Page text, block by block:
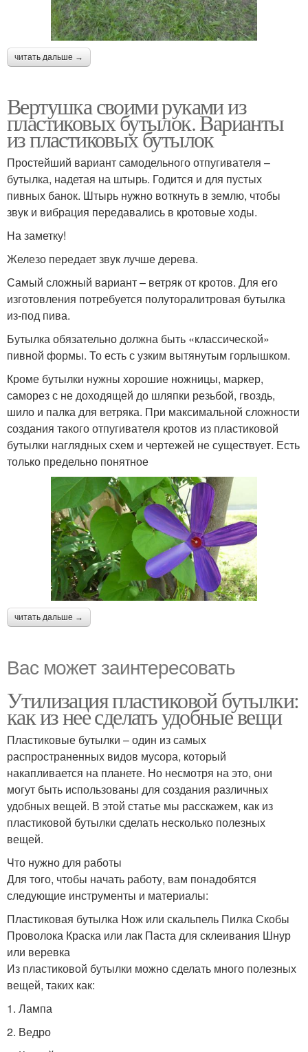
читать дальше →
Вертушка своими руками из
пластиковых бутылок. Варианты
из пластиковых бутылок
Простейший вариант самодельного отпугивателя –
бутылка, надетая на штырь. Годится и для пустых
пивных банок. Штырь нужно воткнуть в землю, чтобы
звук и вибрация передавались в кротовые ходы.
На заметку!
Железо передает звук лучше дерева.
Самый сложный вариант – ветряк от кротов. Для его
изготовления потребуется полуторалитровая бутылка
из-под пива.
Бутылка обязательно должна быть «классической»
пивной формы. То есть с узким вытянутым горлышком.
Кроме бутылки нужны хорошие ножницы, маркер,
саморез с не доходящей до шляпки резьбой, гвоздь,
шило и палка для ветряка. При максимальной сложности
создания такого отпугивателя кротов из пластиковой
бутылки наглядных схем и чертежей не существует. Есть
только предельно понятное
читать дальше →
Вас может заинтересовать
Утилизация пластиковой бутылки:
как из нее сделать удобные вещи
Пластиковые бутылки – один из самых
распространенных видов мусора, который
накапливается на планете. Но несмотря на это, они
могут быть использованы для создания различных
удобных вещей. В этой статье мы расскажем, как из
пластиковой бутылки сделать несколько полезных
вещей.
Что нужно для работы
Для того, чтобы начать работу, вам понадобятся
следующие инструменты и материалы:
Пластиковая бутылка Нож или скальпель Пилка Скобы
Проволока Краска или лак Паста для склеивания Шнур
или веревка
Из пластиковой бутылки можно сделать много полезных
вещей, таких как:
1. Лампа
2. Ведро